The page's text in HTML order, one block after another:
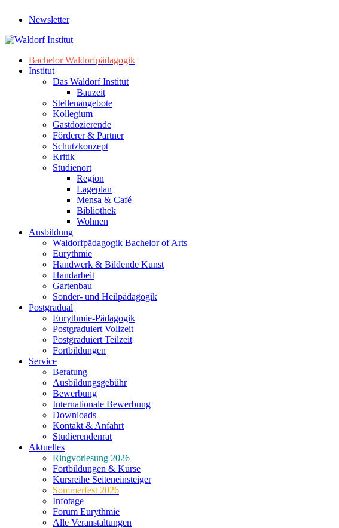
Newsletter
Bachelor Waldorfpädagogik
Institut
Das Waldorf Institut
Bauzeit
Stellenangebote
Kollegium
Gastdozierende
Förderer & Partner
Schutzkonzept
Kritik
Studienort
Region
Lageplan
Mensa & Café
Bibliothek
Wohnen
Ausbildung
Waldorfpädagogik Bachelor of Arts
Eurythmie
Handwerk & Bildende Kunst
Handarbeit
Gartenbau
Sonder- und Heilpädagogik
Postgradual
Eurythmie-Pädagogik
Postgraduiert Vollzeit
Postgraduiert Teilzeit
Fortbildungen
Service
Beratung
Ausbildungsgebühr
Bewerbung
Internationale Bewerbung
Downloads
Kontakt & Anfahrt
Studierendenrat
Aktuelles
Ringvorlesung 2026
Fortbildungen & Kurse
Kursreihe Seiteneinsteiger
Sommerfest 2026
Infotage
Forum Eurythmie
Alle Veranstaltungen